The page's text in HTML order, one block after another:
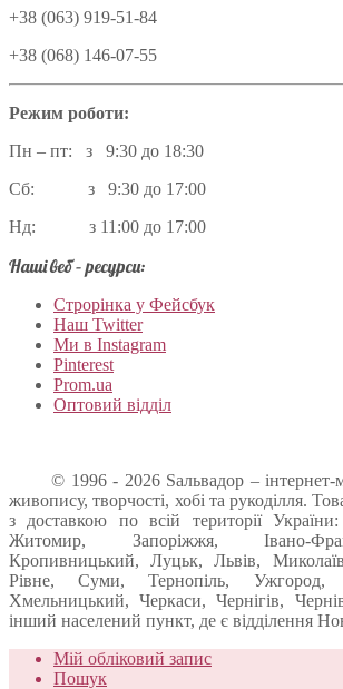
+38 (063) 919-51-84
+38 (068) 146-07-55
Режим роботи:
Пн – пт: з 9:30 до 18:30
Сб: з 9:30 до 17:00
Нд: з 11:00 до 17:00
Наші веб – ресурси:
Строрінка у Фейсбук
Наш Twitter
Ми в Instagram
Pinterest
Prom.ua
Оптовий відділ
© 1996 - 2026 Sальвадор – інтернет-
живопису, творчості, хобі та рукоділля.
з доставкою по всій території
Житомир, Запоріжжя, Івано-
Кропивницький, Луцьк, Львів,
Рівне, Суми, Тернопіль, Ужгород,
Хмельницький, Черкаси, Чернігів,
інший населений пункт, де є відділення
Мій обліковий запис
Пошук